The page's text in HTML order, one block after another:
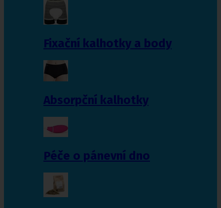
Fixační kalhotky a body
Absorpční kalhotky
Péče o pánevní dno